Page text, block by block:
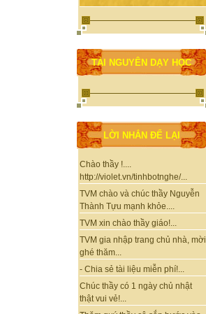
TÀI NGUYÊN DẠY HỌC
LỜI NHẮN ĐỂ LẠI
Chào thầy !....
http://violet.vn/tinhbotnghe/...
TVM chào và chúc thầy Nguyễn
Thành Tựu mạnh khỏe....
TVM xin chào thầy giáo!...
TVM gia nhập trang chủ nhà, mời
ghé thăm...
- Chia sẻ tài liệu miễn phí!...
Chúc thầy có 1 ngày chủ nhật
thật vui vẻ!...